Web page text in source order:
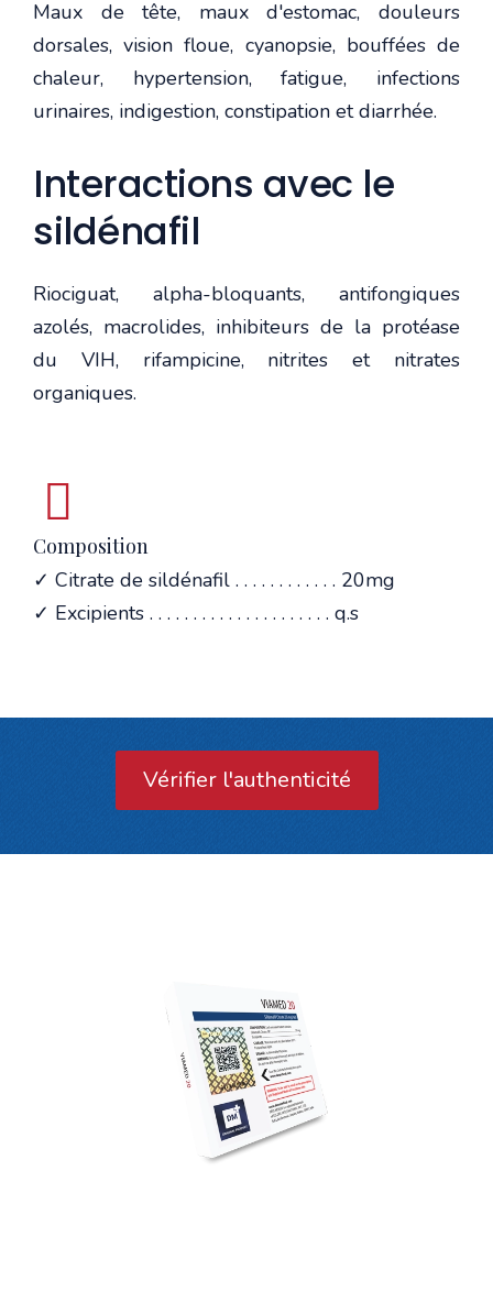
Maux de tête, maux d'estomac, douleurs
dorsales, vision floue, cyanopsie, bouffées de
chaleur, hypertension, fatigue, infections
urinaires, indigestion, constipation et diarrhée.
Interactions avec le
sildénafil
Riociguat, alpha-bloquants, antifongiques
azolés, macrolides, inhibiteurs de la protéase
du VIH, rifampicine, nitrites et nitrates
organiques.
Composition
✓ Citrate de sildénafil . . . . . . . . . . . . 20mg
✓ Excipients . . . . . . . . . . . . . . . . . . . . . q.s
Vérifier l'authenticité